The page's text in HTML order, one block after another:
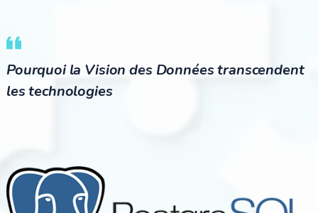
Pourquoi la Vision des Données transcendent
les technologies